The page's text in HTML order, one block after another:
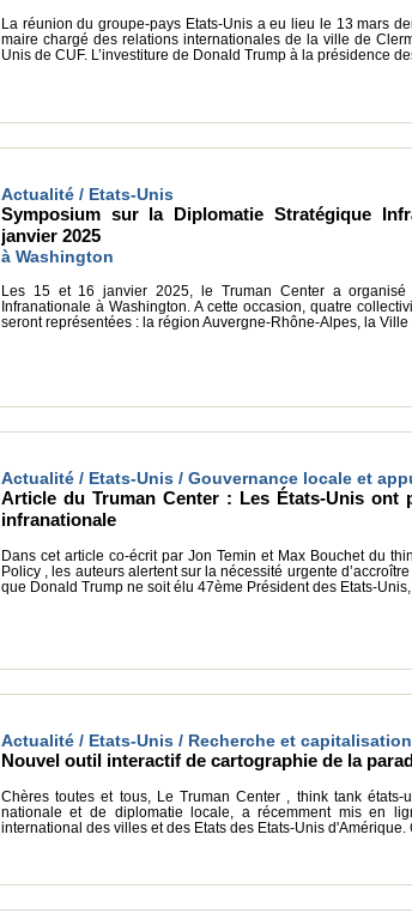
La réunion du groupe-pays Etats-Unis a eu lieu le 13 mars
maire chargé des relations internationales de la ville de
Unis de CUF. L’investiture de Donald Trump à la présidence
Actualité / Etats-Unis
Symposium sur la Diplomatie Stratégique
janvier 2025
à Washington
Les 15 et 16 janvier 2025, le Truman Center a
Infranationale à Washington. A cette occasion, quatre
seront représentées : la région Auvergne-Rhône-Alpes, la
Actualité / Etats-Unis / Gouvernance locale et
Article du Truman Center : Les États-Unis ont
infranationale
Dans cet article co-écrit par Jon Temin et Max Bouchet du
Policy , les auteurs alertent sur la nécessité urgente
que Donald Trump ne soit élu 47ème Président des Etats-
Actualité / Etats-Unis / Recherche et capitalisation
Nouvel outil interactif de cartographie de la
Chères toutes et tous, Le Truman Center , think tank
nationale et de diplomatie locale, a récemment mis en
international des villes et des Etats des Etats-Unis